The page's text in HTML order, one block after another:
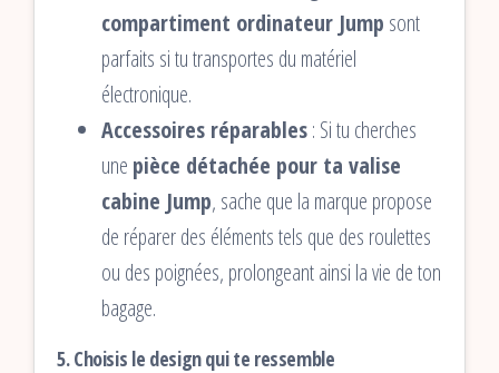
compartiment ordinateur Jump sont
parfaits si tu transportes du matériel
électronique.
Accessoires réparables: Si tu cherches
une pièce détachée pour ta valise
cabine Jump, sache que la marque propose
de réparer des éléments tels que des roulettes
ou des poignées, prolongeant ainsi la vie de ton
bagage.
5. Choisis le design qui te ressemble